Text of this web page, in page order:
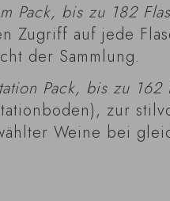
Pack, bis zu 182
Zugriff auf jede
der Sammlung.
Pack, bis zu 162
zur
Weine bei